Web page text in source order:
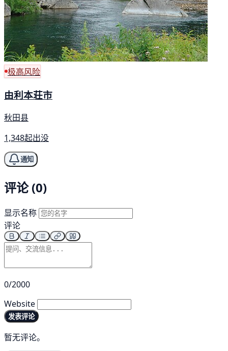
极高风险
由利本荘市
秋田县
1,348起出没
通知
评论 (0)
显示名称
评论
0/2000
Website
发表评论
暂无评论。